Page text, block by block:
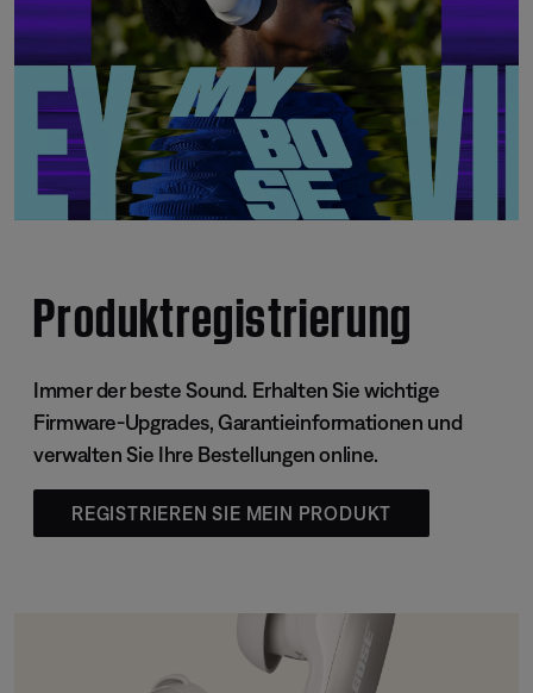
Produktregistrierung
Immer der beste Sound. Erhalten Sie wichtige
Firmware-Upgrades, Garantieinformationen und
verwalten Sie Ihre Bestellungen online.
REGISTRIEREN SIE MEIN PRODUKT